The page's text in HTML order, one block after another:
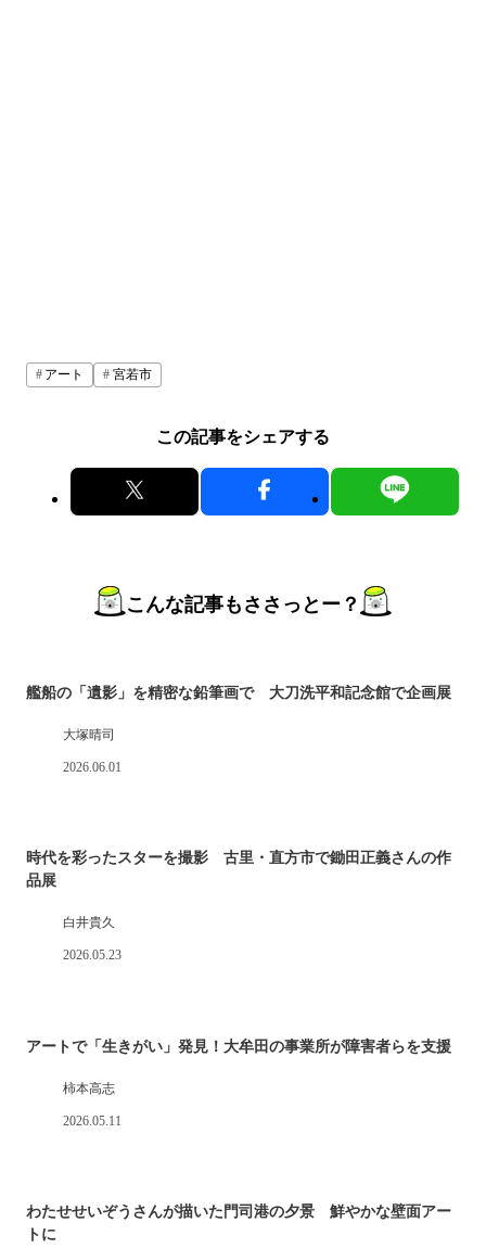
アート 宮若市
この記事をシェアする
こんな記事もささっとー？
艦船の「遺影」を精密な鉛筆画で 大刀洗平和記念館で企画展
大塚晴司
2026.06.01
時代を彩ったスターを撮影 古里・直方市で鋤田正義さんの作
品展
白井貴久
2026.05.23
アートで「生きがい」発見！大牟田の事業所が障害者らを支援
柿本高志
2026.05.11
わたせせいぞうさんが描いた門司港の夕景 鮮やかな壁面アー
トに